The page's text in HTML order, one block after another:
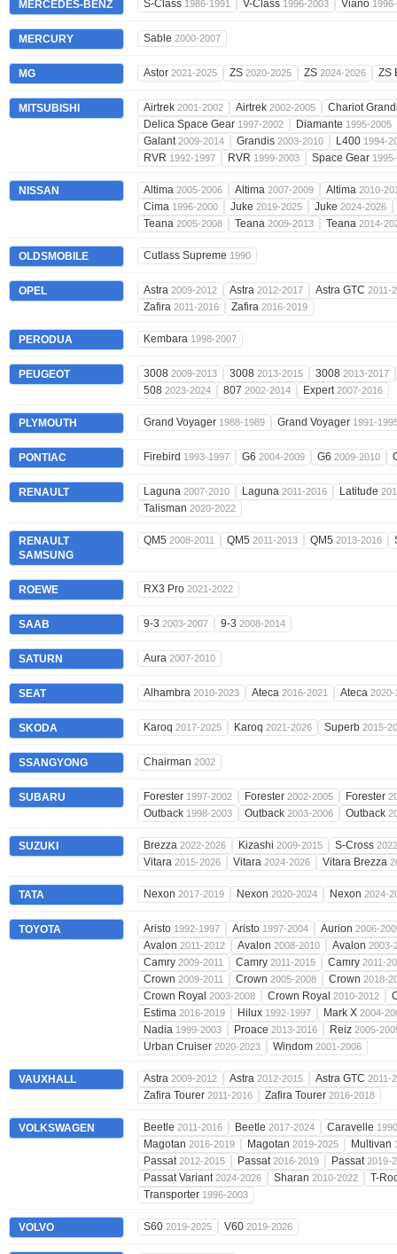
MERCEDES-BENZ S-Class 1986-1991 V-Class 1996-2003 Viano
MERCURY Sable 2000-2007
MG Astor 2021-2025 ZS 2020-2025 ZS 2024-2026 ZS
MITSUBISHI Airtrek 2001-2002 Airtrek 2002-2005
Chariot
Delica Space Gear 1997-2002 Diamante 1995-2005
Galant2009-2014 Grandis 2003-2010 L400 1994-
RVR 1992-1997 RVR 1999-2003 Space Gear
NISSAN Altima 2005-2006 Altima 2007-2009 Altima 2010-
Cima 1996-2000 Juke 2019-2025 Juke 2024-2026
Teana 2005-2008 Teana 2009-2013 Teana 2014-
OLDSMOBILE Cutlass Supreme 1990
OPEL Astra 2009-2012 Astra 2012-2017 Astra GTC 2011-
Zafira 2011-2016 Zafira 2016-2019
PERODUA Kembara 1998-2007
PEUGEOT 3008 2009-2013 3008 2013-2015 3008 2013-2017
508 2023-2024 807 2002-2014 Expert2007-2016
PLYMOUTH Grand Voyager 1988-1989 Grand Voyager 1991-
PONTIAC Firebird 1993-1997 G6 2004-2009 G6 2009-2010
RENAULT Laguna 2007-2010 Laguna 2011-2016 Latitude
Talisman 2020-2022
RENAULT
SAMSUNG
QM5 2008-2011 QM5 2011-2013 QM5 2013-2016
ROEWE RX3 Pro 2021-2022
SAAB 9-3 2003-2007 9-3 2008-2014
SATURN Aura 2007-2010
SEAT Alhambra 2010-2023 Ateca 2016-2021 Ateca 2020-
SKODA Karoq 2017-2025 Karoq 2021-2026 Superb 2015-
SSANGYONG Chairman 2002
SUBARU Forester 1997-2002 Forester 2002-2005 Forester
Outback 1998-2003 Outback 2003-2006 Outback
SUZUKI Brezza 2022-2026 Kizashi 2009-2015 S-Cross
Vitara 2015-2026 Vitara 2024-2026 Vitara Brezza
TATA Nexon 2017-2019 Nexon 2020-2024 Nexon 2024-
TOYOTA Aristo 1992-1997 Aristo 1997-2004 Aurion 2006-
Avalon 2011-2012 Avalon 2008-2010 Avalon 2003-
Camry 2009-2011 Camry 2011-2015 Camry 2011-
Crown 2009-2011 Crown 2005-2008 Crown 2018-
Crown Royal 2003-2008 Crown Royal 2010-2012
Estima 2016-2019 Hilux 1992-1997 Mark X 2004-
Nadia 1999-2003 Proace 2013-2016 Reiz 2005-
Urban Cruiser 2020-2023 Windom 2001-2006
VAUXHALL Astra 2009-2012 Astra 2012-2015 Astra GTC 2011-
Zafira Tourer 2011-2016 Zafira Tourer 2016-2018
VOLKSWAGEN Beetle 2011-2016 Beetle 2017-2024 Caravelle
Magotan 2016-2019 Magotan 2019-2025 Multivan
Passat2012-2015 Passat2016-2019 Passat2019-
Passat Variant2024-2026 Sharan 2010-2022
T-
Transporter 1996-2003
VOLVO S60 2019-2025 V60 2019-2026